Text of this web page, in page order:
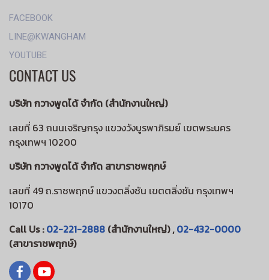
FACEBOOK
LINE@KWANGHAM
YOUTUBE
CONTACT US
บริษัท กวางพูดได้ จำกัด (สำนักงานใหญ่)
เลขที่ 63 ถนนเจริญกรุง แขวงวังบูรพาภิรมย์ เขตพระนคร
กรุงเทพฯ 10200
บริษัท กวางพูดได้ จำกัด สาขาราชพฤกษ์
เลขที่ 49 ถ.ราชพฤกษ์ แขวงตลิ่งชัน เขตตลิ่งชัน กรุงเทพฯ
10170
Call Us :02-221-2888 (สำนักงานใหญ่) ,02-432-0000
(สาขาราชพฤกษ์)